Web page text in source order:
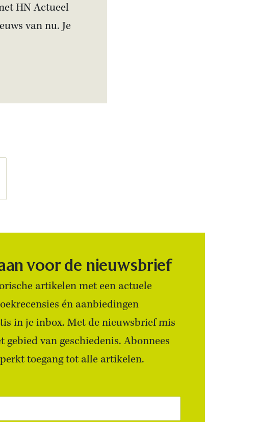
HN Actueel
van nu. Je
voor de nieuwsbrief
artikelen met een actuele
én aanbiedingen
in je inbox. Met de nieuwsbrief mis
gebied van geschiedenis. Abonnees
toegang tot alle artikelen.